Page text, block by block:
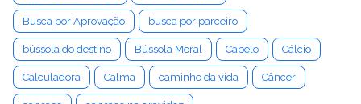
Busca por Aprovação busca por parceiro
bússola do destino Bússola Moral Cabelo Cálcio
Calculadora Calma caminho da vida Câncer